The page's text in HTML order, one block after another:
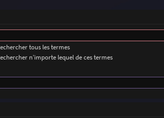
tous les termes
n’importe lequel de ces termes